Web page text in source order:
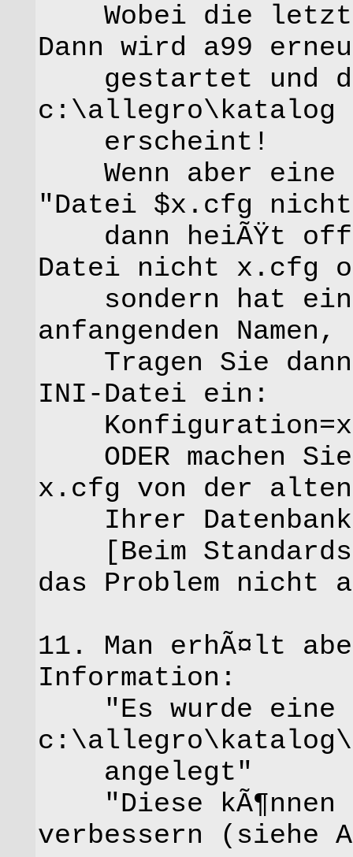
Wobei die
Dann wird a99
gestartet und
c:\allegro\katalog
erscheint!
Wenn aber eine
"Datei $x.cfg nicht
dann heiÃŸt
Datei nicht x.cfg
sondern hat
anfangenden
Tragen Sie dann
INI-Datei ein:
ODER machen
x.cfg von der alten
Ihrer
[Beim
das Problem nicht
11. Man erhÃ¤lt
Information:
"Es wurde eine
angelegt"
"Diese kÃ¶nnen
verbessern (siehe